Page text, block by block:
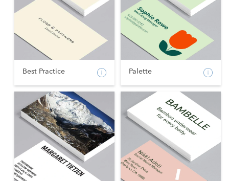
Best Practice Palette